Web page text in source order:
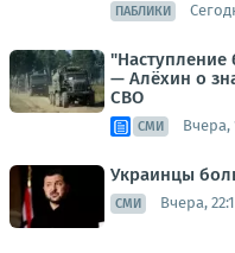
ПАБЛИКИ
"Наступление
— Алёхин о
СВО
СМИ Вчера,
Украинцы
СМИ Вчера,